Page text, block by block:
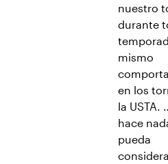
nuestro
durante
mismo
en los
la USTA.
hace
pueda